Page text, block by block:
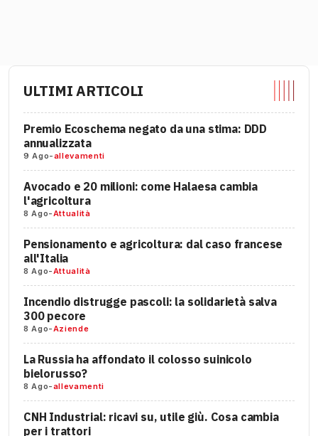
ULTIMI ARTICOLI
Premio Ecoschema negato da una stima: DDD
annualizzata
9 Ago-allevamenti
Avocado e 20 milioni: come Halaesa cambia
l'agricoltura
8 Ago-Attualità
Pensionamento e agricoltura: dal caso francese
all'Italia
8 Ago-Attualità
Incendio distrugge pascoli: la solidarietà salva
300 pecore
8 Ago-Aziende
La Russia ha affondato il colosso suinicolo
bielorusso?
8 Ago-allevamenti
CNH Industrial: ricavi su, utile giù. Cosa cambia
per i trattori